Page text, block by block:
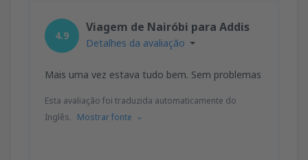
4.9
Viagem de Nairóbi para Addis
Detalhes da avaliação
Mais uma vez estava tudo bem. Sem problemas
Esta avaliação foi traduzida automaticamente do
Inglês. Mostrar fonte